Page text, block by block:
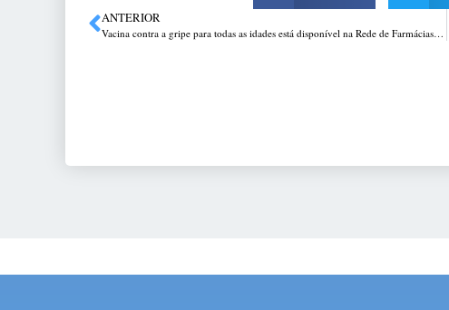
ANTERIOR
Vacina contra a gripe para todas as idades está disponível na Rede de Farmácias São João